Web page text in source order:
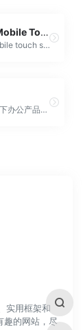
Swiper – The Most Modern Mobile Touch Slider
Swiper is the most modern free mobile touch slider with hardware accelerated transitions and amazing native behavior.
金山数字办公平台是金山办公整合旗下办公产品套件和底层开放能力,为客户提供的数字办公平台,提供涵盖内容创作,协同办公,业务数字化的综合解决方案,确保核心数字资产安全可控,助力客户实现办公数字化转型。
实用框架和
趣的网站，尽